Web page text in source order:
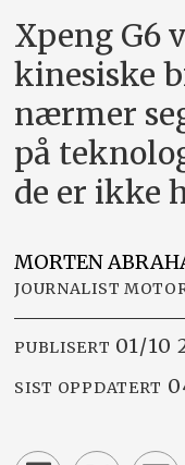
Xpeng G6
kinesiske
nærmer
på
de er ikke
MORTEN
JOURNALIST
PUBLISERT 01/
SIST OPPDATERT